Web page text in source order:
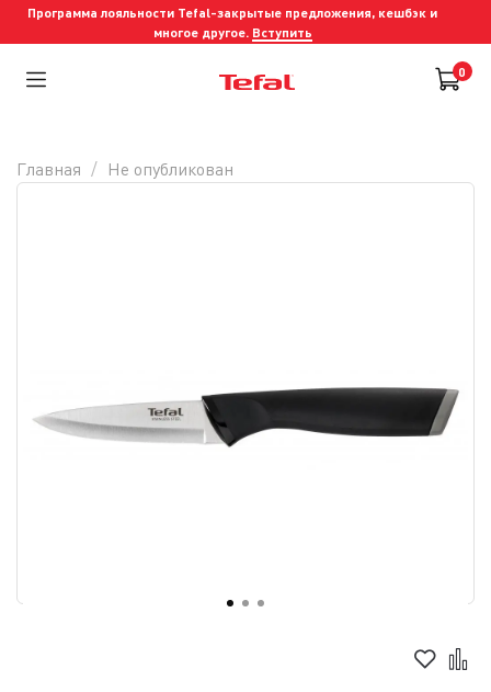
Программа лояльности Tefal-закрытые предложения, кешбэк и
многое другое. Вступить
0
Главная Не опубликован